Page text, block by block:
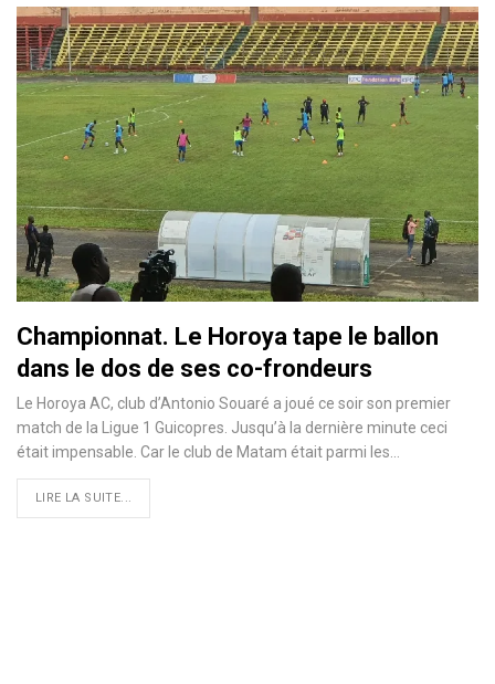
Championnat. Le Horoya tape le ballon
dans le dos de ses co-frondeurs
Le Horoya AC, club d’Antonio Souaré a joué ce soir son premier
match de la Ligue 1 Guicopres. Jusqu’à la dernière minute ceci
était impensable. Car le club de Matam était parmi les…
LIRE LA SUITE...